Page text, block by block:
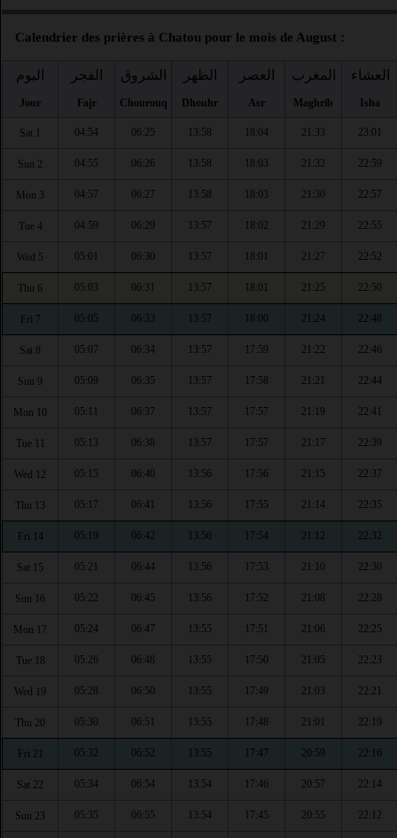
Calendrier des prières à Chatou pour le mois de August :
اليوم
Jour
الفجر
Fajr
الشروق
Chourouq
الظهر
Dhouhr
العصر
Asr
المغرب
Maghrib
العشاء
Isha
Sat 1 04:54 06:25 13:58 18:04 21:33 23:01
Sun 2 04:55 06:26 13:58 18:03 21:32 22:59
Mon 3 04:57 06:27 13:58 18:03 21:30 22:57
Tue 4 04:59 06:29 13:57 18:02 21:29 22:55
Wed 5 05:01 06:30 13:57 18:01 21:27 22:52
Thu 6 05:03 06:31 13:57 18:01 21:25 22:50
Fri 7 05:05 06:33 13:57 18:00 21:24 22:48
Sat 8 05:07 06:34 13:57 17:59 21:22 22:46
Sun 9 05:09 06:35 13:57 17:58 21:21 22:44
Mon 10 05:11 06:37 13:57 17:57 21:19 22:41
Tue 11 05:13 06:38 13:57 17:57 21:17 22:39
Wed 12 05:15 06:40 13:56 17:56 21:15 22:37
Thu 13 05:17 06:41 13:56 17:55 21:14 22:35
Fri 14 05:19 06:42 13:56 17:54 21:12 22:32
Sat 15 05:21 06:44 13:56 17:53 21:10 22:30
Sun 16 05:22 06:45 13:56 17:52 21:08 22:28
Mon 17 05:24 06:47 13:55 17:51 21:06 22:25
Tue 18 05:26 06:48 13:55 17:50 21:05 22:23
Wed 19 05:28 06:50 13:55 17:49 21:03 22:21
Thu 20 05:30 06:51 13:55 17:48 21:01 22:19
Fri 21 05:32 06:52 13:55 17:47 20:59 22:16
Sat 22 05:34 06:54 13:54 17:46 20:57 22:14
Sun 23 05:35 06:55 13:54 17:45 20:55 22:12